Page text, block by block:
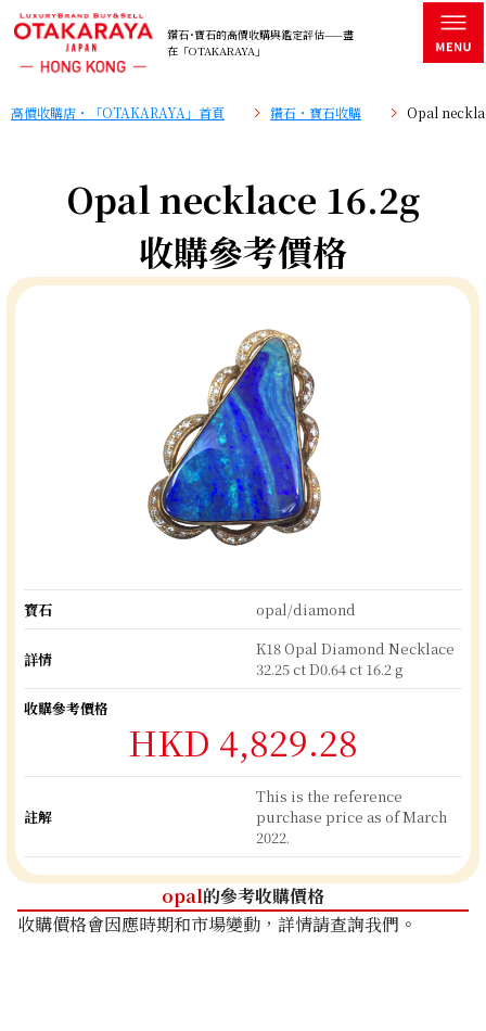
鑽石･寶石的高價收購與鑑定評估——盡
在「OTAKARAYA」
高價收購店・「OTAKARAYA」首頁 鑽石・寶石收購 Opal
Opal necklace 16.2g
收購參考價格
寶石 opal/diamond
詳情
K18 Opal Diamond Necklace
32.25 ct D0.64 ct 16.2 g
收購參考價格
HKD 4,829.28
註解
This is the reference
purchase price as of March
2022.
opal的參考收購價格
收購價格會因應時期和市場變動，詳情請查詢我們。